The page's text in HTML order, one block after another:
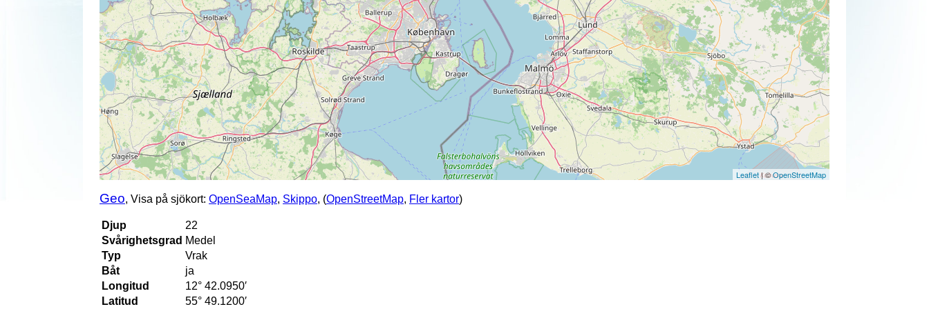
Leaflet| ©OpenStreetMap
Geo, Visa på sjökort: OpenSeaMap, Skippo, (OpenStreetMap, Fler kartor)
Djup
22
Svårighetsgrad Medel
Typ
Vrak
Båt
ja
Longitud
12° 42.0950′
Latitud
55° 49.1200′